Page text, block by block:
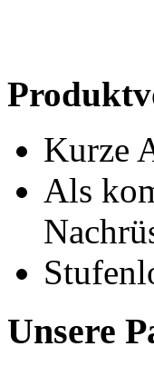
Kurze
Als
Unsere